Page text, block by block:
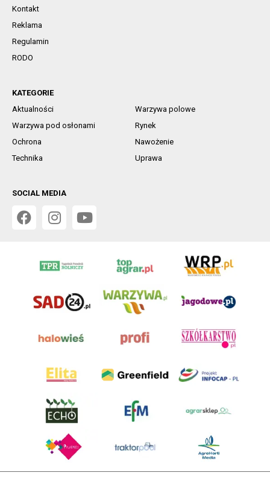
Kontakt
Reklama
Regulamin
RODO
KATEGORIE
Aktualności
Warzywa polowe
Warzywa pod osłonami
Rynek
Ochrona
Nawożenie
Technika
Uprawa
SOCIAL MEDIA